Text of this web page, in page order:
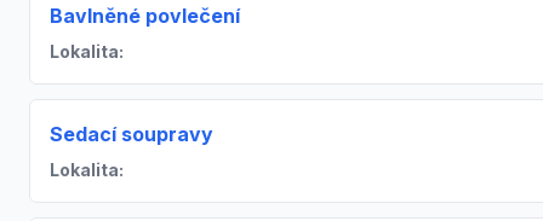
Bavlněné povlečení
Lokalita:
Sedací soupravy
Lokalita: